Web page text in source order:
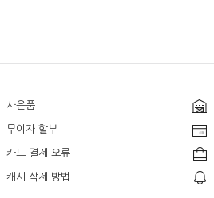
사은품
무이자 할부
카드 결제 오류
캐시 삭제 방법